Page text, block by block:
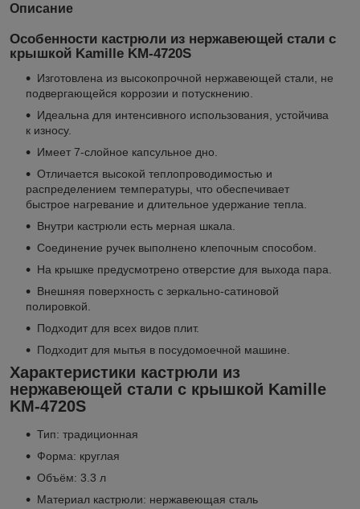
Описание
Особенности кастрюли из нержавеющей стали с
крышкой Kamille KM-4720S
Изготовлена из высокопрочной нержавеющей стали, не
подвергающейся коррозии и потускнению.
Идеальна для интенсивного использования, устойчива
к износу.
Имеет 7-слойное капсульное дно.
Отличается высокой теплопроводимостью и
распределением температуры, что обеспечивает
быстрое нагревание и длительное удержание тепла.
Внутри кастрюли есть мерная шкала.
Соединение ручек выполнено клепочным способом.
На крышке предусмотрено отверстие для выхода пара.
Внешняя поверхность с зеркально-сатиновой
полировкой.
Подходит для всех видов плит.
Подходит для мытья в посудомоечной машине.
Характеристики кастрюли из
нержавеющей стали с крышкой Kamille
KM-4720S
Тип: традиционная
Форма: круглая
Объём: 3.3 л
Материал кастрюли: нержавеющая сталь